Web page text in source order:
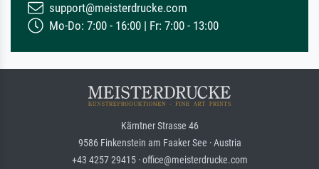
support@meisterdrucke.com
Mo-Do: 7:00 - 16:00 | Fr: 7:00 - 13:00
Kärntner Strasse 46
9586 Finkenstein am Faaker See · Austria
+43 4257 29415 · office@meisterdrucke.com